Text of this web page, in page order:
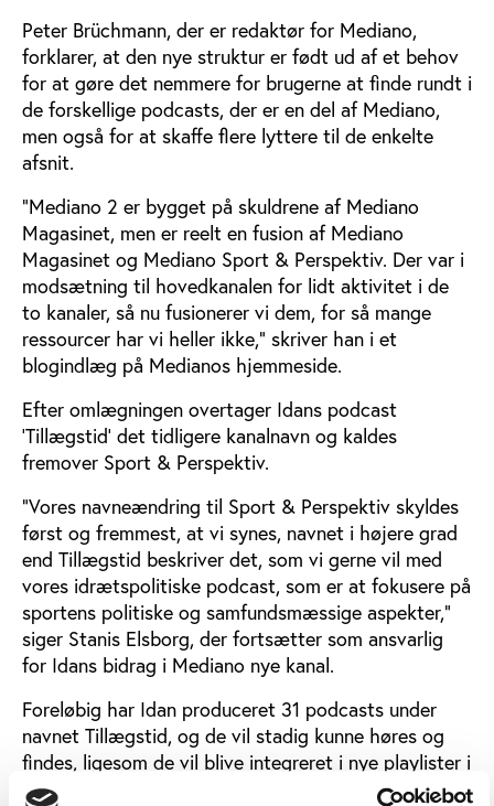
Peter Brüchmann, der er redaktør for Mediano,
forklarer, at den nye struktur er født ud af et behov
for at gøre det nemmere for brugerne at finde rundt i
de forskellige podcasts, der er en del af Mediano,
men også for at skaffe flere lyttere til de enkelte
afsnit.
”Mediano 2 er bygget på skuldrene af Mediano
Magasinet, men er reelt en fusion af Mediano
Magasinet og Mediano Sport & Perspektiv. Der var i
modsætning til hovedkanalen for lidt aktivitet i de
to kanaler, så nu fusionerer vi dem, for så mange
ressourcer har vi heller ikke,” skriver han i et
blogindlæg på Medianos hjemmeside.
Efter omlægningen overtager Idans podcast
’Tillægstid’ det tidligere kanalnavn og kaldes
fremover Sport & Perspektiv.
”Vores navneændring til Sport & Perspektiv skyldes
først og fremmest, at vi synes, navnet i højere grad
end Tillægstid beskriver det, som vi gerne vil med
vores idrætspolitiske podcast, som er at fokusere på
sportens politiske og samfundsmæssige aspekter,”
siger Stanis Elsborg, der fortsætter som ansvarlig
for Idans bidrag i Mediano nye kanal.
Foreløbig har Idan produceret 31 podcasts under
navnet Tillægstid, og de vil stadig kunne høres og
findes, ligesom de vil blive integreret i nye playlister i
Mediano 2 og på Idans hjemmeside.